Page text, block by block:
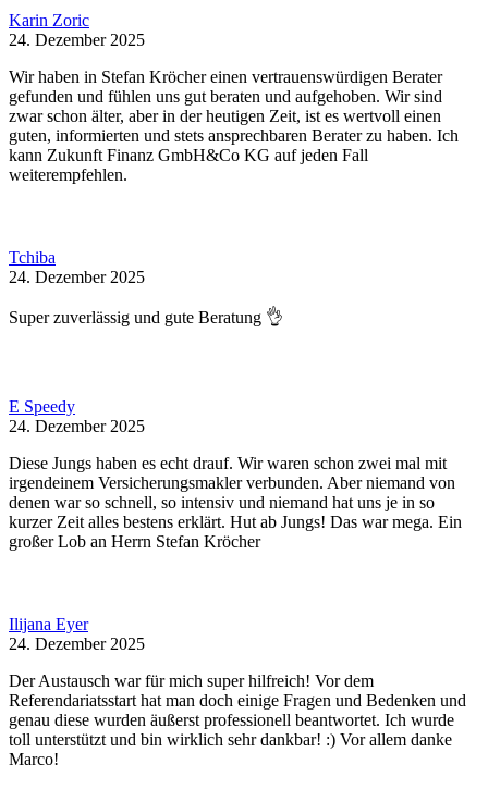
Karin Zoric
24. Dezember 2025
Wir haben in Stefan Kröcher einen vertrauenswürdigen Berater
gefunden und fühlen uns gut beraten und aufgehoben. Wir sind
zwar schon älter, aber in der heutigen Zeit, ist es wertvoll einen
guten, informierten und stets ansprechbaren Berater zu haben. Ich
kann Zukunft Finanz GmbH&Co KG auf jeden Fall
weiterempfehlen.
Tchiba
24. Dezember 2025
Super zuverlässig und gute Beratung 👌
E Speedy
24. Dezember 2025
Diese Jungs haben es echt drauf. Wir waren schon zwei mal mit
irgendeinem Versicherungsmakler verbunden. Aber niemand von
denen war so schnell, so intensiv und niemand hat uns je in so
kurzer Zeit alles bestens erklärt. Hut ab Jungs! Das war mega. Ein
großer Lob an Herrn Stefan Kröcher
Ilijana Eyer
24. Dezember 2025
Der Austausch war für mich super hilfreich! Vor dem
Referendariatsstart hat man doch einige Fragen und Bedenken und
genau diese wurden äußerst professionell beantwortet. Ich wurde
toll unterstützt und bin wirklich sehr dankbar! :) Vor allem danke
Marco!